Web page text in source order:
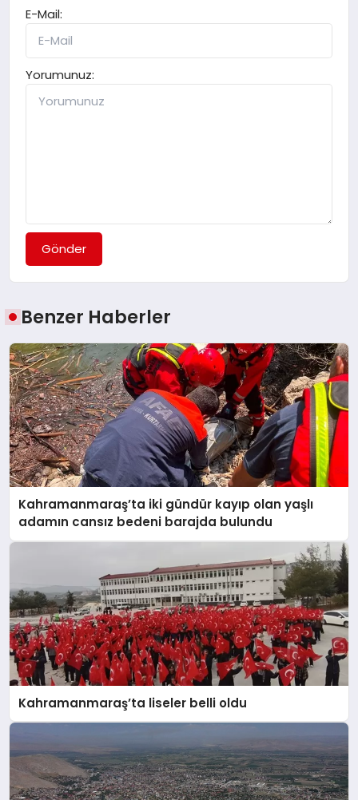
E-Mail:
Yorumunuz:
Gönder
Benzer Haberler
Kahramanmaraş’ta iki gündür kayıp olan yaşlı
adamın cansız bedeni barajda bulundu
Kahramanmaraş’ta liseler belli oldu